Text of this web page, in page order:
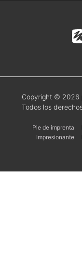
Copyright © 2026
Todos los
Pie de imprenta
Impresionante